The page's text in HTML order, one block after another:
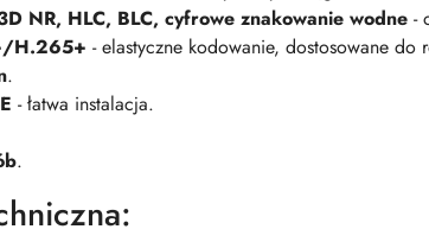
NR, HLC, BLC, cyfrowe znakowanie wodne -
H.265+ - elastyczne kodowanie, dostosowane do
.
- łatwa instalacja.
.